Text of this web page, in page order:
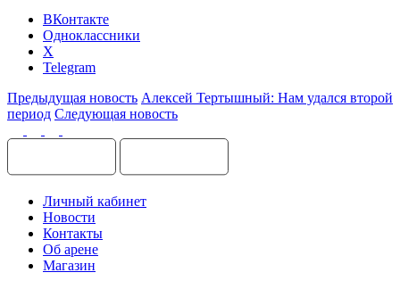
ВКонтакте
Одноклассники
X
Telegram
Предыдущая новость Алексей Тертышный: Нам удался второй
период Следующая новость
Личный кабинет
Новости
Контакты
Об арене
Магазин